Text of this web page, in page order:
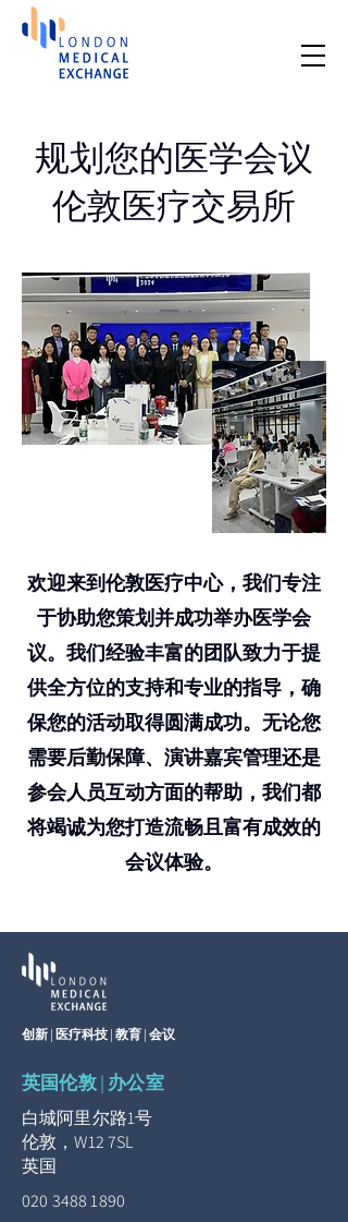
规划您的医学会议
伦敦医疗交易所
欢迎来到伦敦医疗中心，我们专注
于协助您策划并成功举办医学会
议。我们经验丰富的团队致力于提
供全方位的支持和专业的指导，确
保您的活动取得圆满成功。无论您
需要后勤保障、演讲嘉宾管理还是
参会人员互动方面的帮助，我们都
将竭诚为您打造流畅且富有成效的
会议体验。
创新 | 医疗科技 | 教育 | 会议
英国伦敦 | 办公室
白城阿里尔路1号
伦敦，W12 7SL
英国
020 3488 1890